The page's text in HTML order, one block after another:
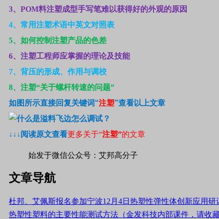
3、POM料注塑成型手写笔难以获得好的外观的原因
4、常用注塑术语中英文对照表
5、如何控制注塑产品的色差
6、注塑工程师应掌握的理论及技能
7、背压的形成、作用与调校
8、注塑“关于螺杆转速的问题”
如图所示直接回复关键词“注塑”查看以上文章
↓↓↓阅读原文查看更多关于“注塑”的文章
始发于微信公众号：艾邦高分子
文章导航
杜邦、艾佩斯报名参加宁波12月4日热塑性弹性体创新应用研
热塑性塑料的主要性能测试方法（金发科技内部课件，请收藏